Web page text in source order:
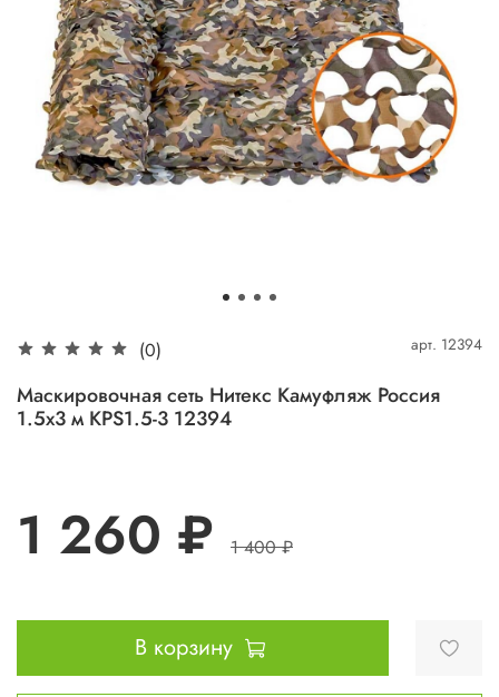
(0) арт. 12394
Маскировочная сеть Нитекс Камуфляж Россия
1.5х3 м KPS1.5-3 12394
1 260 ₽ 1 400 ₽
В корзину